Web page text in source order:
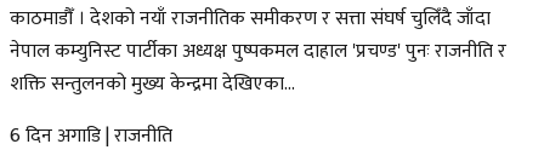
काठमाडौँ । देशको नयाँ राजनीतिक समीकरण र सत्ता संघर्ष चुलिँदै जाँदा
नेपाल कम्युनिस्ट पार्टीका अध्यक्ष पुष्पकमल दाहाल 'प्रचण्ड' पुनः राजनीति र
शक्ति सन्तुलनको मुख्य केन्द्रमा देखिएका...
6 दिन अगाडि|राजनीति